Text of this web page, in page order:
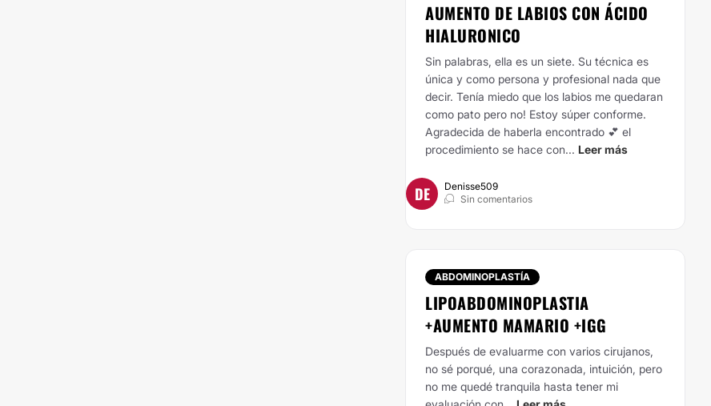
AUMENTO DE LABIOS CON ÁCIDO
HIALURONICO
Sin palabras, ella es un siete. Su técnica es
única y como persona y profesional nada que
decir. Tenía miedo que los labios me quedaran
como pato pero no! Estoy súper conforme.
Agradecida de haberla encontrado 💕 el
procedimiento se hace con... Leer más
DE
Denisse509
Sin comentarios
ABDOMINOPLASTÍA
LIPOABDOMINOPLASTIA
+AUMENTO MAMARIO +IGG
Después de evaluarme con varios cirujanos,
no sé porqué, una corazonada, intuición, pero
no me quedé tranquila hasta tener mi